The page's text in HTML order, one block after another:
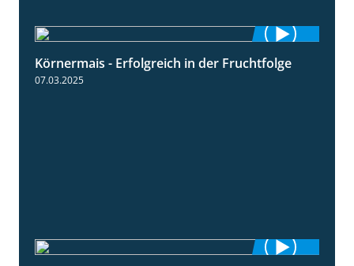
2:31
Körnermais - Erfolgreich in der Fruchtfolge
07.03.2025